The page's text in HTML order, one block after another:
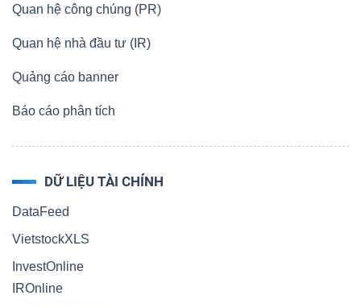
Quan hệ công chúng (PR)
Quan hệ nhà đầu tư (IR)
Quảng cáo banner
Báo cáo phân tích
DỮ LIỆU TÀI CHÍNH
DataFeed
VietstockXLS
InvestOnline
IROnline
tích
Thuật
ngữ
Dịch
vụ
Đào